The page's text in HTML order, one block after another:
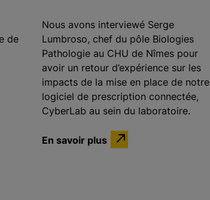
de
Nous avons interviewé Serge
Lumbroso, chef du pôle Biologies
Pathologie au CHU de Nîmes pour
avoir un retour d’expérience sur les
impacts de la mise en place de notre
logiciel de prescription connectée,
CyberLab au sein du laboratoire.
En savoir plus